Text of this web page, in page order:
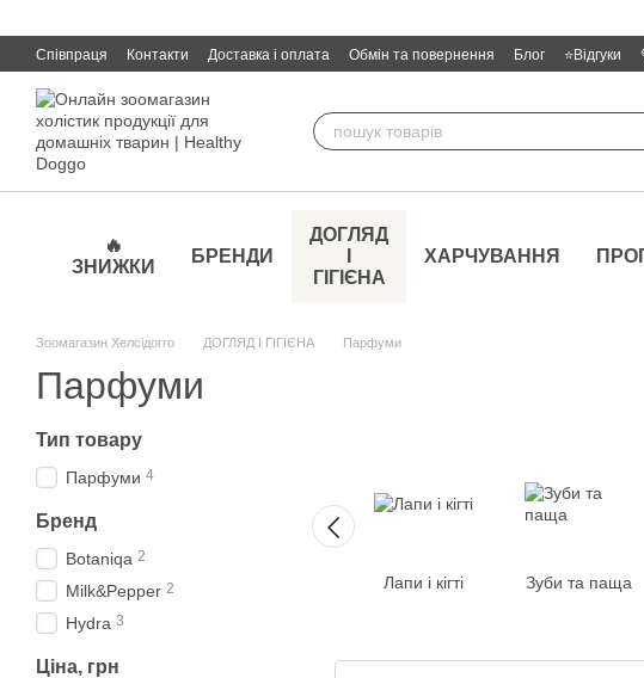
Співпраця Контакти Доставка і оплата Обмін та повернення Блог ⭐Відгуки
🔥
ЗНИЖКИ
БРЕНДИ
ДОГЛЯД
ГІГІЄНА
ХАРЧУВАННЯ
Зоомагазин Хелсідогго ДОГЛЯД І ГІГІЄНА Парфуми
Парфуми
Лапи і кігті Зуби та паща
Тип товару
Парфуми 4
Бренд
Botaniqa 2
Milk&Pepper 2
Hydra 3
Ціна, грн